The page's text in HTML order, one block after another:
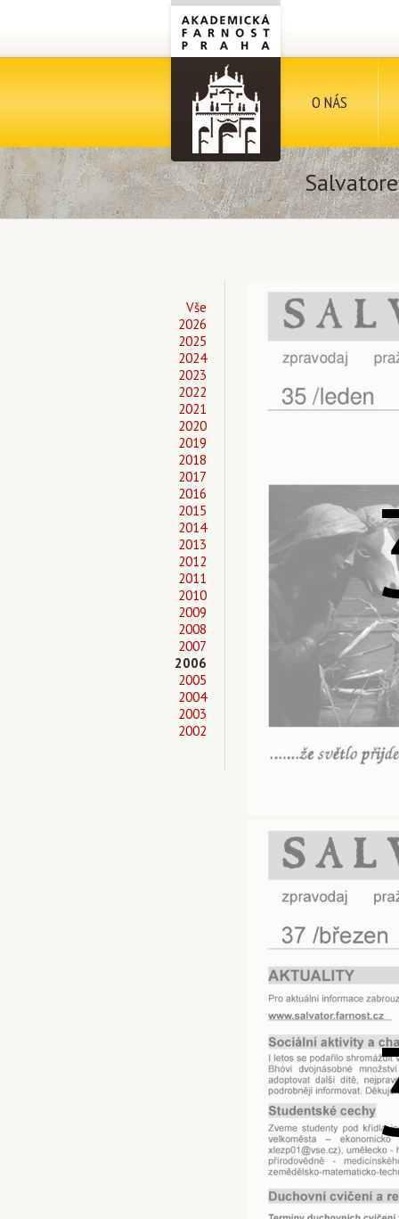
O NÁS
Salvatore
Vše
2026
2025
2024
2023
2022
2021
2020
2019
2018
2017
2016
2015
2014
2013
2012
2011
2010
2009
2008
2007
2006
2005
2004
2003
2002